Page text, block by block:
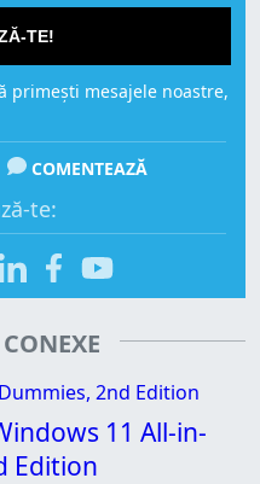
TE!
primești mesajele noastre,
COMENTEAZĂ
te:
11 All-in-
Edition